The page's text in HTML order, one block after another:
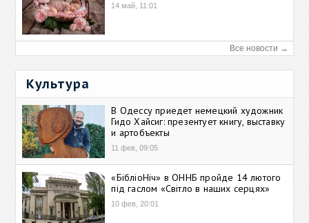
14 май, 11:01
Все новости →
Культура
В Одессу приедет немецкий художник
Гидо Хайсиг: презентует книгу, выставку
и артобъекты
11 фев, 09:05
«БібліоНіч» в ОННБ пройде 14 лютого
під гаслом «Світло в наших серцях»
10 фев, 20:01